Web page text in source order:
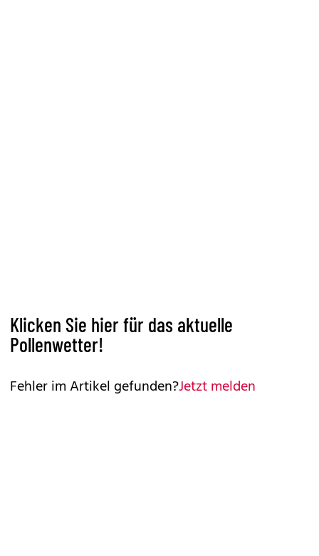
Klicken Sie hier für das aktuelle
Pollenwetter!
Fehler im Artikel gefunden?Jetzt melden